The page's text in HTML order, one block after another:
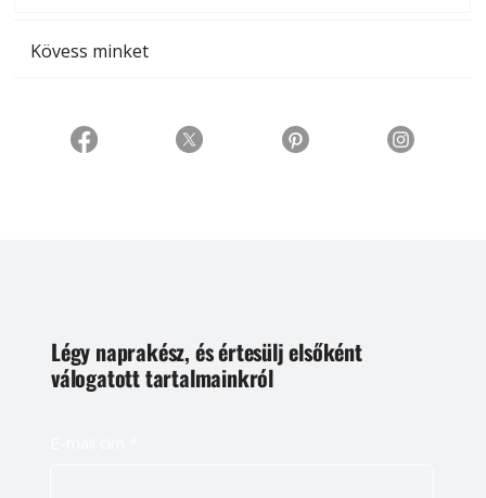
Kövess minket
Légy naprakész, és értesülj elsőként
válogatott tartalmainkról